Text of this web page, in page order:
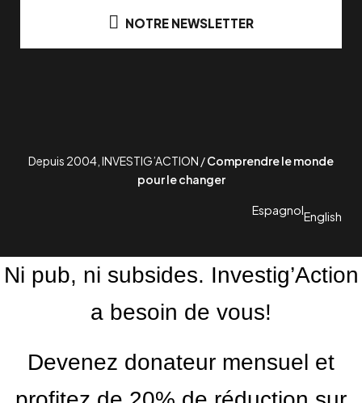
NOTRE NEWSLETTER
Depuis 2004, INVESTIG’ACTION /Comprendre le monde
pour le changer
EspagnolEnglish
Ni pub, ni subsides. Investig’Action
a besoin de vous!
Devenez donateur mensuel et